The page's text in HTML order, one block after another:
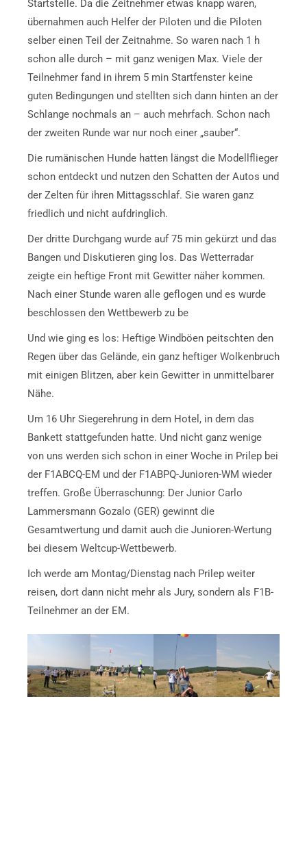
Startstelle. Da die Zeitnehmer etwas knapp waren,
übernahmen auch Helfer der Piloten und die Piloten
selber einen Teil der Zeitnahme. So waren nach 1 h
schon alle durch – mit ganz wenigen Max. Viele der
Teilnehmer fand in ihrem 5 min Startfenster keine
guten Bedingungen und stellten sich dann hinten an der
Schlange nochmals an – auch mehrfach. Schon nach
der zweiten Runde war nur noch einer „sauber“.
Die rumänischen Hunde hatten längst die Modellflieger
schon entdeckt und nutzen den Schatten der Autos und
der Zelten für ihren Mittagsschlaf. Sie waren ganz
friedlich und nicht aufdringlich.
Der dritte Durchgang wurde auf 75 min gekürzt und das
Bangen und Diskutieren ging los. Das Wetterradar
zeigte ein heftige Front mit Gewitter näher kommen.
Nach einer Stunde waren alle geflogen und es wurde
beschlossen den Wettbewerb zu be
Und wie ging es los: Heftige Windböen peitschten den
Regen über das Gelände, ein ganz heftiger Wolkenbruch
mit einigen Blitzen, aber kein Gewitter in unmittelbarer
Nähe.
Um 16 Uhr Siegerehrung in dem Hotel, in dem das
Bankett stattgefunden hatte. Und nicht ganz wenige
von uns werden sich schon in einer Woche in Prilep bei
der F1ABCQ-EM und der F1ABPQ-Junioren-WM wieder
treffen. Große Überraschunng: Der Junior Carlo
Lammersmann Gozalo (GER) gewinnt die
Gesamtwertung und damit auch die Junioren-Wertung
bei diesem Weltcup-Wettbewerb.
Ich werde am Montag/Dienstag nach Prilep weiter
reisen, dort dann nicht mehr als Jury, sondern als F1B-
Teilnehmer an der EM.